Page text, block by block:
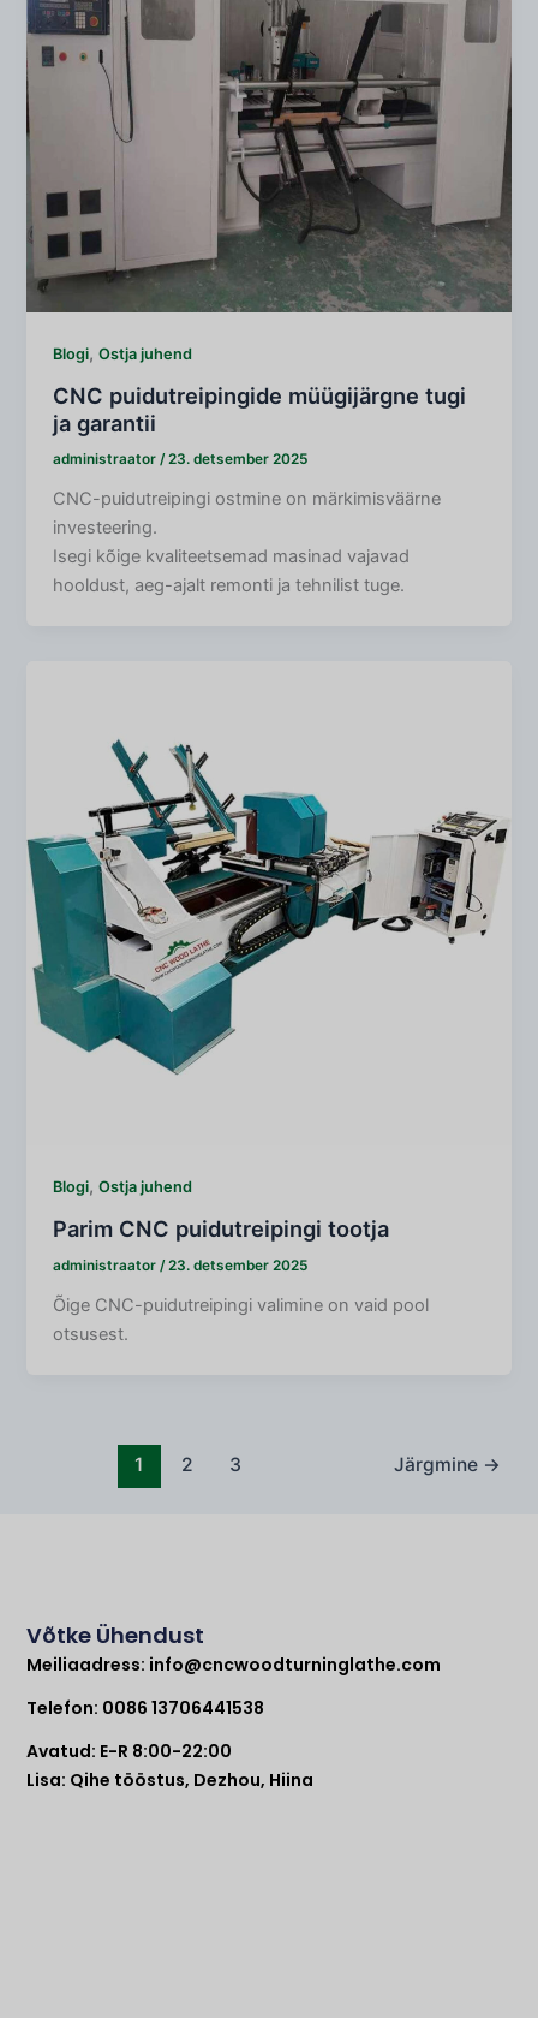
Blogi,Ostja juhend
CNC puidutreipingide müügijärgne tugi
ja garantii
administraator/23. detsember 2025
CNC-puidutreipingi ostmine on märkimisväärne
investeering.
Isegi kõige kvaliteetsemad masinad vajavad
hooldust, aeg-ajalt remonti ja tehnilist tuge.
Blogi,Ostja juhend
Parim CNC puidutreipingi tootja
administraator/23. detsember 2025
Õige CNC-puidutreipingi valimine on vaid pool
otsusest.
1 2 3 Järgmine →
Võtke Ühendust
Meiliaadress: info@cncwoodturninglathe.com
Telefon: 0086 13706441538
Avatud: E-R 8:00-22:00
Lisa: Qihe tööstus, Dezhou, Hiina